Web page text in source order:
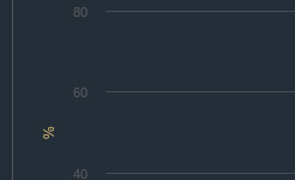
%
40
60
80